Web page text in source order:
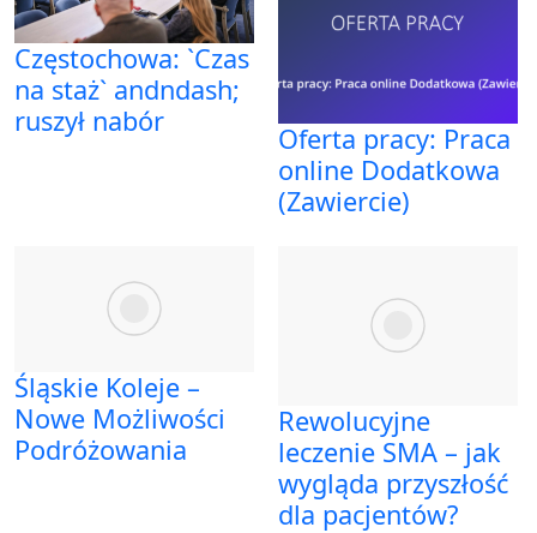
Częstochowa: `Czas
na staż` andndash;
ruszył nabór
Oferta pracy: Praca
online Dodatkowa
(Zawiercie)
Śląskie Koleje –
Nowe Możliwości
Podróżowania
Rewolucyjne
leczenie SMA – jak
wygląda przyszłość
dla pacjentów?